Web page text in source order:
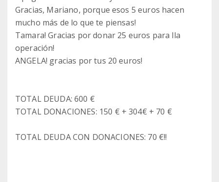
Gracias, Mariano, porque esos 5 euros hacen
mucho más de lo que te piensas!
Tamara! Gracias por donar 25 euros para lla
operación!
ANGELA! gracias por tus 20 euros!
TOTAL DEUDA: 600 €
TOTAL DONACIONES: 150 € + 304€ + 70 €
TOTAL DEUDA CON DONACIONES: 70 €!!